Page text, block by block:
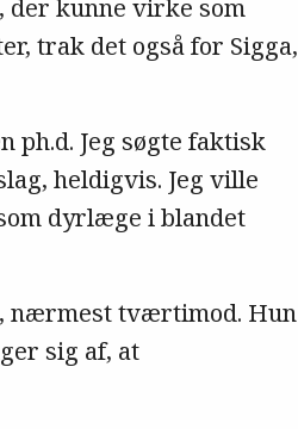
kunne virke som
trak det også for Sigga,
ph.d. Jeg søgte faktisk
heldigvis. Jeg ville
dyrlæge i blandet
nærmest tværtimod. Hun
sig af, at